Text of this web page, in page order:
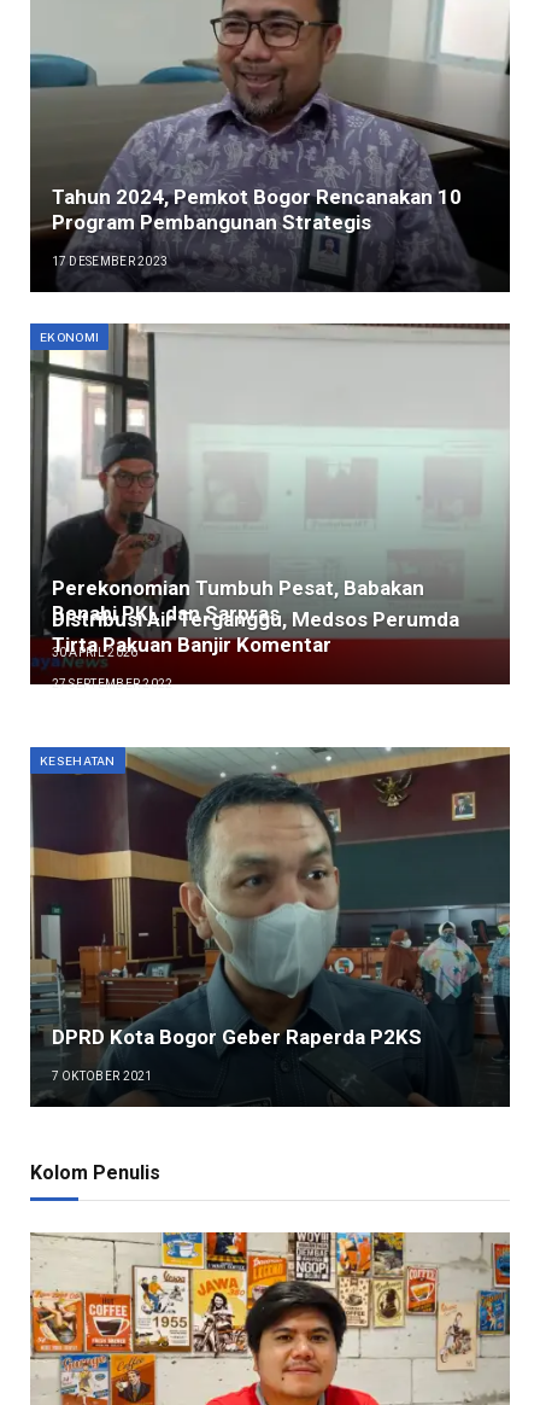
Tahun 2024, Pemkot Bogor Rencanakan 10
Program Pembangunan Strategis
17 DESEMBER 2023
EKONOMI
Perekonomian Tumbuh Pesat, Babakan
Benahi PKL dan Sarpras
30 APRIL 2026
Distribusi Air Terganggu, Medsos Perumda
Tirta Pakuan Banjir Komentar
27 SEPTEMBER 2022
KESEHATAN
DPRD Kota Bogor Geber Raperda P2KS
7 OKTOBER 2021
Kolom Penulis